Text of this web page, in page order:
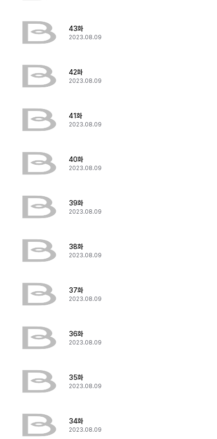
43화
2023.08.09
42화
2023.08.09
41화
2023.08.09
40화
2023.08.09
39화
2023.08.09
38화
2023.08.09
37화
2023.08.09
36화
2023.08.09
35화
2023.08.09
34화
2023.08.09